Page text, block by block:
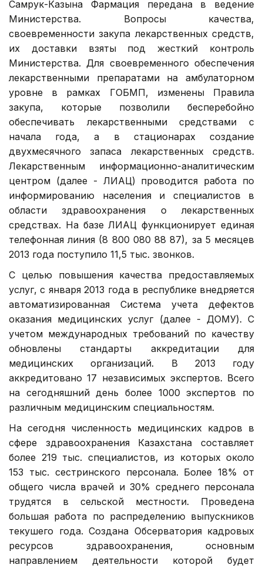
Самрук-Казына Фармация передана в ведение
Министерства. Вопросы качества,
своевременности закупа лекарственных средств,
их доставки взяты под жесткий контроль
Министерства. Для своевременного обеспечения
лекарственными препаратами на амбулаторном
уровне в рамках ГОБМП, изменены Правила
закупа, которые позволили бесперебойно
обеспечивать лекарственными средствами с
начала года, а в стационарах создание
двухмесячного запаса лекарственных средств.
Лекарственным информационно-аналитическим
центром (далее - ЛИАЦ) проводится работа по
информированию населения и специалистов в
области здравоохранения о лекарственных
средствах. На базе ЛИАЦ функционирует единая
телефонная линия (8 800 080 88 87), за 5 месяцев
2013 года поступило 11,5 тыс. звонков.
С целью повышения качества предоставляемых
услуг, с января 2013 года в республике внедряется
автоматизированная Система учета дефектов
оказания медицинских услуг (далее - ДОМУ). С
учетом международных требований по качеству
обновлены стандарты аккредитации для
медицинских организаций. В 2013 году
аккредитовано 17 независимых экспертов. Всего
на сегодняшний день более 1000 экспертов по
различным медицинским специальностям.
На сегодня численность медицинских кадров в
сфере здравоохранения Казахстана составляет
более 219 тыс. специалистов, из которых около
153 тыс. сестринского персонала. Более 18% от
общего числа врачей и 30% среднего персонала
трудятся в сельской местности. Проведена
большая работа по распределению выпускников
текушего года. Создана Обсерватория кадровых
ресурсов здравоохранения, основным
направлением деятельности которой будет